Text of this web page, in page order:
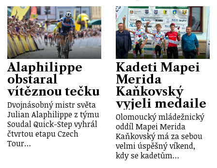
Alaphilippe
obstaral
vítěznou tečku
Dvojnásobný mistr světa
Julian Alaphilippe z týmu
Soudal Quick-Step vyhrál
čtvrtou etapu Czech
Tour…
Kadeti Mapei
Merida
Kaňkovský
vyjeli medaile
Olomoucký mládežnický
oddíl Mapei Merida
Kaňkovský má za sebou
velmi úspěšný víkend,
kdy se kadetům…